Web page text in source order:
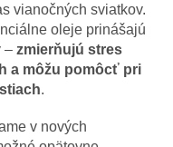
vianočných sviatkov.
oleje prinášajú
– zmierňujú stres
a môžu pomôcť pri
.
v nových